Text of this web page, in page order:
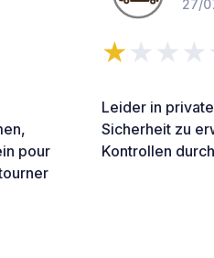
pour
27/
Leider in
Sicherheit zu
Kontrollen